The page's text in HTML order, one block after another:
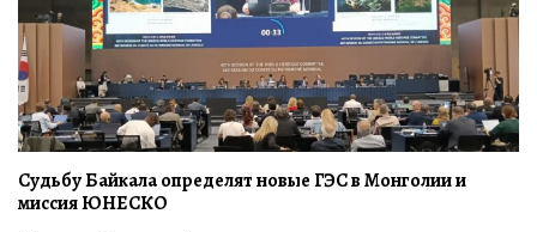
Судьбу Байкала определят новые ГЭС в Монголии и
миссия ЮНЕСКО